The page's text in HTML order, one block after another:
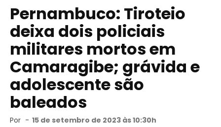
Pernambuco: Tiroteio
deixa dois policiais
militares mortos em
Camaragibe; grávida e
adolescente são
baleados
Por - 15 de setembro de 2023 às 10:30h